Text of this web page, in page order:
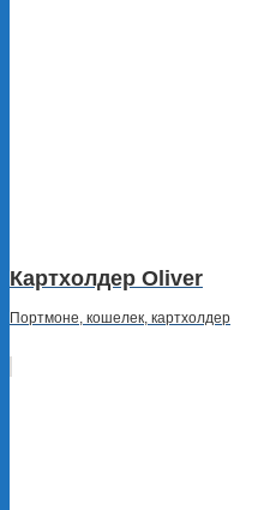
Картхолдер Oliver
Портмоне, кошелек, картхолдер